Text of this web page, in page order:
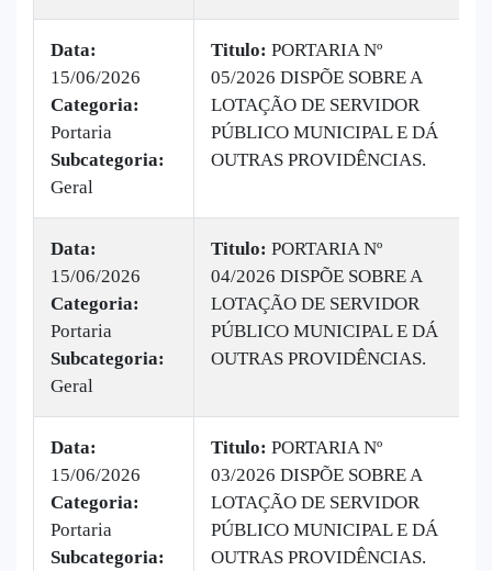
Data:
15/06/2026
Categoria:
Portaria
Subcategoria:
Geral
Titulo: PORTARIA Nº
05/2026 DISPÕE SOBRE A
LOTAÇÃO DE SERVIDOR
PÚBLICO MUNICIPAL E DÁ
OUTRAS PROVIDÊNCIAS.
Data:
15/06/2026
Categoria:
Portaria
Subcategoria:
Geral
Titulo: PORTARIA Nº
04/2026 DISPÕE SOBRE A
LOTAÇÃO DE SERVIDOR
PÚBLICO MUNICIPAL E DÁ
OUTRAS PROVIDÊNCIAS.
Data:
15/06/2026
Categoria:
Portaria
Subcategoria:
Titulo: PORTARIA Nº
03/2026 DISPÕE SOBRE A
LOTAÇÃO DE SERVIDOR
PÚBLICO MUNICIPAL E DÁ
OUTRAS PROVIDÊNCIAS.